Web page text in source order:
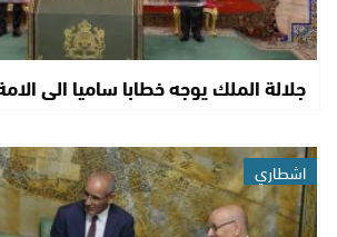
جلالة الملك يوجه خطابا ساميا الى
اشطاري